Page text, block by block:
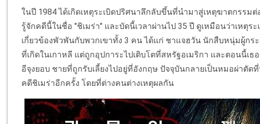
ในปี 1984 ได้เกิดเหตุระเบิดปริศนาลึกลับขึ้นที่นำมาสู่เหตุฆาตกรรม
รู้จักคดีนี้ในชื่อ "ชิเมร่า" และบัดนี้เวลาผ่านไป 35 ปี ดูเหมือนว่าเหตุ
เกี่ยวข้องพัวพันกับพวกเขาทั้ง 3 คน ได้แก่ ชาแจฮวัน นักสืบหนุ่มผู้ก
ที่เกิดในเกาหลี แต่ถูกอุปการะไปเติบโตที่สหรัฐอเมริกา และตอนนี้เ
อีจุงยอบ ชายที่ถูกรับเลี้ยงไปอยู่ที่อังกฤษ ปัจจุบันกลายเป็นหมอผ่าตัด
คดีชิเมร่าอีกครั้ง โดยที่ต่างคนต่างเหตุผลกัน